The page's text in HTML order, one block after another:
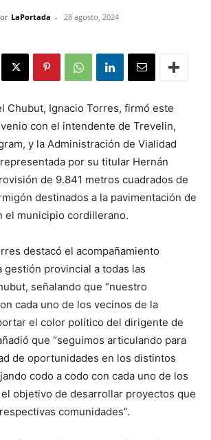
LaPortada - 28 agosto, 2024
Chubut, Ignacio Torres, firmó este
con el intendente de Trevelin,
y la Administración de Vialidad
por su titular Hernán
de 9.841 metros cuadrados de
destinados a la pavimentación de
el municipio cordillerano.
destacó el acompañamiento
gestión provincial a todas las
señalando que “nuestro
cada uno de los vecinos de la
el color político del dirigente de
que “seguimos articulando para
de oportunidades en los distintos
codo a codo con cada uno de los
objetivo de desarrollar proyectos que
comunidades”.